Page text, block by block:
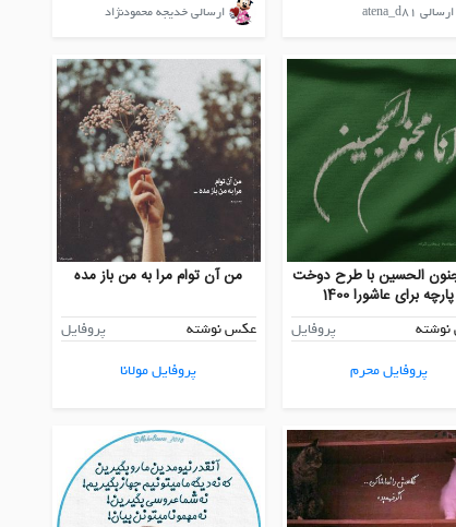
ارسالی atena_d81 ارسالی خدیجه محمودنژاد
الحسين با طرح دوخت
پارچه برای عاشورا 1400
پروفایل
پروفایل محرم
من آن توام مرا به من باز مده
عکس نوشته
پروفایل
پروفایل مولانا